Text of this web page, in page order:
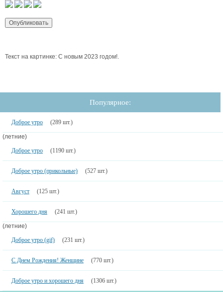
Текст на картинке: С новым 2023 годом!.
Популярное:
Доброе утро (289 шт.)
(летние)
Доброе утро
(1190 шт.)
Доброе утро (прикольные) (527 шт.)
Август (125 шт.)
Хорошего дня (241 шт.)
(летние)
Доброе утро (gif)
(231 шт.)
С Днем Рождения! Женщине (770 шт.)
Доброе утро и хорошего дня (1306 шт.)